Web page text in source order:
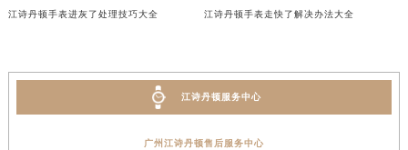
江诗丹顿手表进灰了处理技巧大全 江诗丹顿手表走快了解决办法大全
江诗丹顿服务中心
广州江诗丹顿售后服务中心